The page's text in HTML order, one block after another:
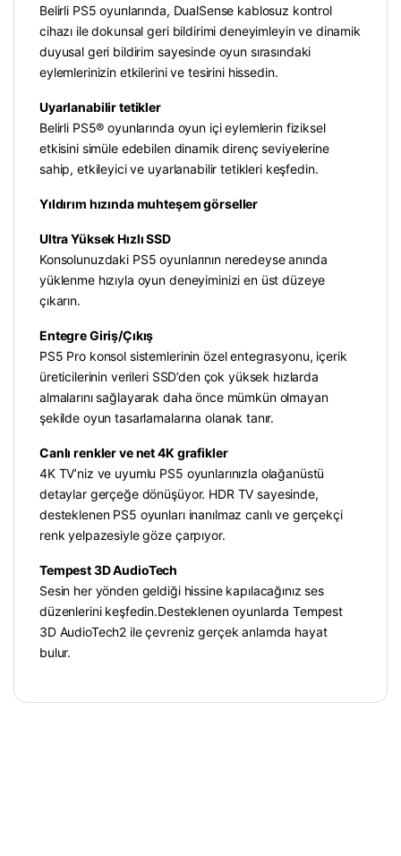
Belirli PS5 oyunlarında, DualSense kablosuz kontrol
cihazı ile dokunsal geri bildirimi deneyimleyin ve dinamik
duyusal geri bildirim sayesinde oyun sırasındaki
eylemlerinizin etkilerini ve tesirini hissedin.
Uyarlanabilir tetikler
Belirli PS5® oyunlarında oyun içi eylemlerin fiziksel
etkisini simüle edebilen dinamik direnç seviyelerine
sahip, etkileyici ve uyarlanabilir tetikleri keşfedin.
Yıldırım hızında muhteşem görseller
Ultra Yüksek Hızlı SSD
Konsolunuzdaki PS5 oyunlarının neredeyse anında
yüklenme hızıyla oyun deneyiminizi en üst düzeye
çıkarın.
Entegre Giriş/Çıkış
PS5 Pro konsol sistemlerinin özel entegrasyonu, içerik
üreticilerinin verileri SSD’den çok yüksek hızlarda
almalarını sağlayarak daha önce mümkün olmayan
şekilde oyun tasarlamalarına olanak tanır.
Canlı renkler ve net 4K grafikler
4K TV’niz ve uyumlu PS5 oyunlarınızla olağanüstü
detaylar gerçeğe dönüşüyor. HDR TV sayesinde,
desteklenen PS5 oyunları inanılmaz canlı ve gerçekçi
renk yelpazesiyle göze çarpıyor.
Tempest 3D AudioTech
Sesin her yönden geldiği hissine kapılacağınız ses
düzenlerini keşfedin.Desteklenen oyunlarda Tempest
3D AudioTech2 ile çevreniz gerçek anlamda hayat
bulur.